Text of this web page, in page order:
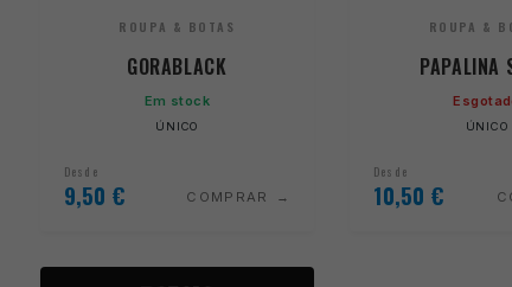
ROUPA & BOTAS
GORABLACK
Em stock
ÚNICO
Desde
9,50 € COMPRAR
ROUPA &
PAPALINA
ÚNICO
Desde
10,50 €